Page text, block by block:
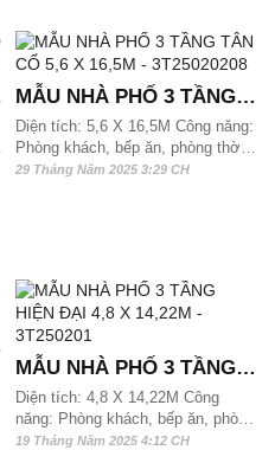
MẪU NHÀ PHỐ 3 TẦNG
TÂN CỔ 5,6 X 16,5M -
3T25020208
Diện tích: 5,6 X 16,5M Công năng:
Phòng khách, bếp ăn, phòng thờ,
3 phòng ngủ và 2 wc. Mẫu nhà phố
29 Tháng Năm 2025 3:29 CH
MẪU NHÀ PHỐ 3 TẦNG
HIỆN ĐẠI 4,8 X 14,22M -
3T250201
Diện tích: 4,8 X 14,22M Công
năng: Phòng khách, bếp ăn, phòng
thờ, 3 phòng ngủ và 4 wc. Mẫu
19 Tháng Năm 2025 4:12 CH